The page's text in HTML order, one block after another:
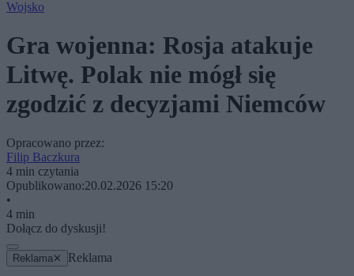
Wojsko
Gra wojenna: Rosja atakuje
Litwę. Polak nie mógł się
zgodzić z decyzjami Niemców
Opracowano przez:
Filip Baczkura
4 min czytania
Opublikowano:20.02.2026 15:20
•
4 min
Dołącz do dyskusji!
Reklama ✕ Reklama